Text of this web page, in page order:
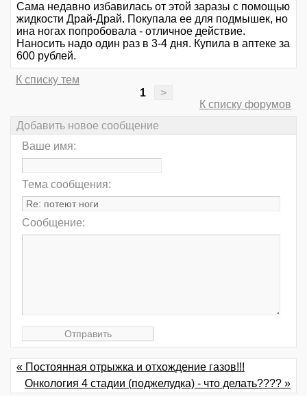
Сама недавно избавилась от этой заразы с помощью
жидкости Драй-Драй. Покупала ее для подмышек, но
ина ногах попробовала - отличное действие.
Наносить надо один раз в 3-4 дня. Купила в аптеке за
600 рублей.
К списку тем
1
>
К списку форумов
Добавить новое сообщение
Ваше имя:
Тема сообщения:
Сообщение:
« Постоянная отрыжка и отхождение газов!!!
Онкология 4 стадии (поджелудка) - что делать???? »